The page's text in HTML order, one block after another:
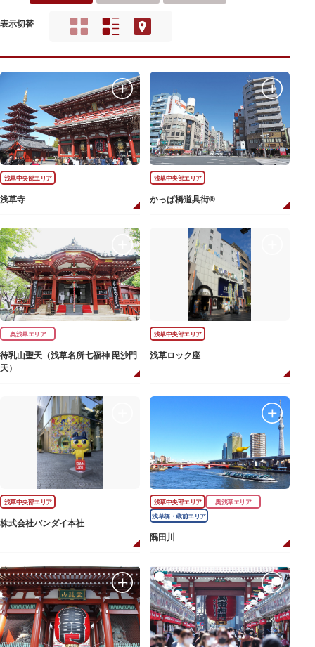
表示切替
浅草中央部エリア
浅草寺
浅草中央部エリア
かっぱ橋道具街®
奥浅草エリア
待乳山聖天（浅草名所七福神 毘沙門
天）
浅草中央部エリア
浅草ロック座
浅草中央部エリア
株式会社バンダイ本社
浅草中央部エリア
奥浅草エリア
浅草橋・蔵前エリア
隅田川